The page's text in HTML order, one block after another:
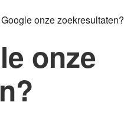
onze zoekresultaten?
onze